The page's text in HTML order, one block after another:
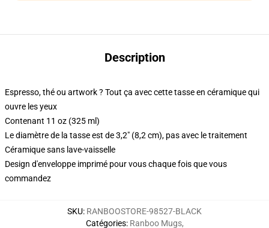
Description
Espresso, thé ou artwork ? Tout ça avec cette tasse en céramique qui
ouvre les yeux
Contenant 11 oz (325 ml)
Le diamètre de la tasse est de 3,2" (8,2 cm), pas avec le traitement
Céramique sans lave-vaisselle
Design d'enveloppe imprimé pour vous chaque fois que vous
commandez
SKU: RANBOOSTORE-98527-BLACK
Catégories: Ranboo Mugs,